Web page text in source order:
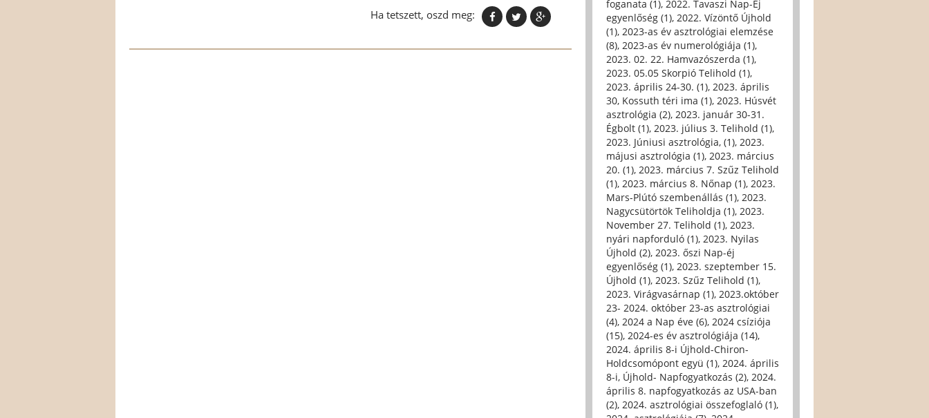
Ha tetszett, oszd meg:
foganata (1), 2022. Tavaszi Nap-Éj
egyenlőség (1), 2022. Vízöntő Újhold
(1), 2023-as év asztrológiai elemzése
(8), 2023-as év numerológiája (1),
2023. 02. 22. Hamvazószerda (1),
2023. 05.05 Skorpió Telihold (1),
2023. április 24-30. (1), 2023. április
30, Kossuth téri ima (1), 2023. Húsvét
asztrológia (2), 2023. január 30-31.
Égbolt (1), 2023. július 3. Telihold (1),
2023. Júniusi asztrológia, (1), 2023.
májusi asztrológia (1), 2023. március
20. (1), 2023. március 7. Szűz Telihold
(1), 2023. március 8. Nőnap (1), 2023.
Mars-Plútó szembenállás (1), 2023.
Nagycsütörtök Teliholdja (1), 2023.
November 27. Telihold (1), 2023.
nyári napforduló (1), 2023. Nyilas
Újhold (2), 2023. őszi Nap-éj
egyenlőség (1), 2023. szeptember 15.
Újhold (1), 2023. Szűz Telihold (1),
2023. Virágvasárnap (1), 2023.október
23- 2024. október 23-as asztrológiai
(4), 2024 a Nap éve (6), 2024 csíziója
(15), 2024-es év asztrológiája (14),
2024. április 8-i Újhold-Chiron-
Holdcsomópont együ (1), 2024. április
8-i, Újhold- Napfogyatkozás (2), 2024.
április 8. napfogyatkozás az USA-ban
(2), 2024. asztrológiai összefoglaló (1),